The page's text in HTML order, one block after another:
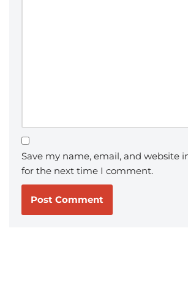
Save my name, email, and website
for the next time I comment.